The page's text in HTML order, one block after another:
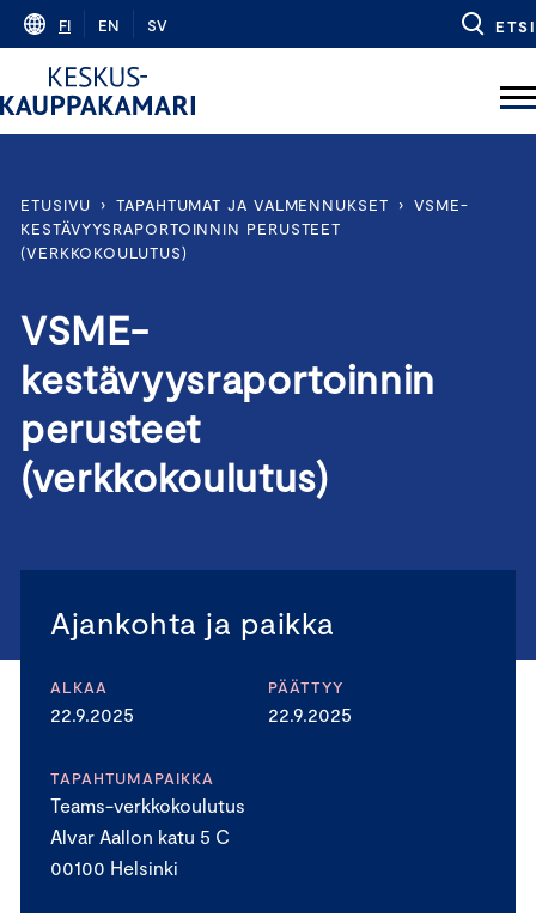
Skip
content
FI EN SV ETSI
ETUSIVU › TAPAHTUMAT JA VALMENNUKSET › VSME-
KESTÄVYYSRAPORTOINNIN PERUSTEET
(VERKKOKOULUTUS)
VSME-
kestävyysraportoinnin
perusteet
(verkkokoulutus)
Ajankohta ja paikka
ALKAA
22.9.2025
PÄÄTTYY
22.9.2025
TAPAHTUMAPAIKKA
Teams-verkkokoulutus
Alvar Aallon katu 5 C
00100 Helsinki